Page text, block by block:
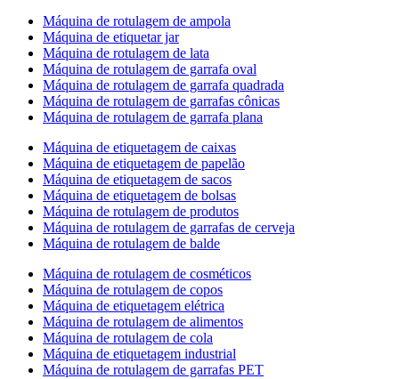
Máquina de rotulagem de ampola
Máquina de etiquetar jar
Máquina de rotulagem de lata
Máquina de rotulagem de garrafa oval
Máquina de rotulagem de garrafa quadrada
Máquina de rotulagem de garrafas cônicas
Máquina de rotulagem de garrafa plana
Máquina de etiquetagem de caixas
Máquina de etiquetagem de papelão
Máquina de etiquetagem de sacos
Máquina de etiquetagem de bolsas
Máquina de rotulagem de produtos
Máquina de rotulagem de garrafas de cerveja
Máquina de rotulagem de balde
Máquina de rotulagem de cosméticos
Máquina de rotulagem de copos
Máquina de etiquetagem elétrica
Máquina de rotulagem de alimentos
Máquina de rotulagem de cola
Máquina de etiquetagem industrial
Máquina de rotulagem de garrafas PET